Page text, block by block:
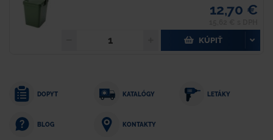
12,70 €
KÚPIŤ
DOPYT KATALÓGY LETÁKY
BLOG KONTAKTY